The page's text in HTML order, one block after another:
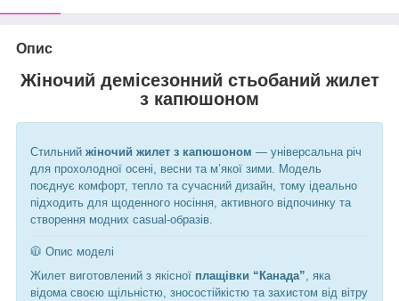
Опис
Жіночий демісезонний стьобаний жилет
з капюшоном
Стильний жіночий жилет з капюшоном — універсальна річ
для прохолодної осені, весни та м’якої зими. Модель
поєднує комфорт, тепло та сучасний дизайн, тому ідеально
підходить для щоденного носіння, активного відпочинку та
створення модних casual-образів.
🧥 Опис моделі
Жилет виготовлений з якісної плащівки “Канада”, яка
відома своєю щільністю, зносостійкістю та захистом від вітру